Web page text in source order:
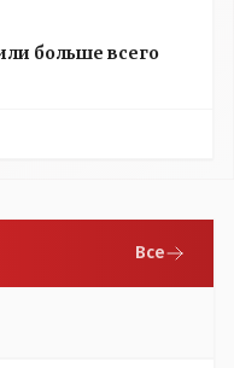
больше всего
Все